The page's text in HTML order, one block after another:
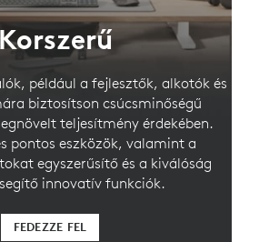
például a fejlesztők, alkotók és
biztosítson csúcsminőségű
teljesítmény érdekében.
pontos eszközök, valamint a
egyszerűsítő és a kiválóság
innovatív funkciók.
FEDEZZE FEL